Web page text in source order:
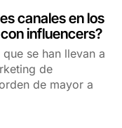
canales en los
influencers?
se han llevan a
de
de mayor a